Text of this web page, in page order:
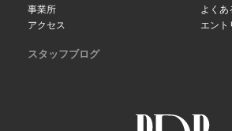
事業所
アクセス
よくあ
エント
スタッフブログ